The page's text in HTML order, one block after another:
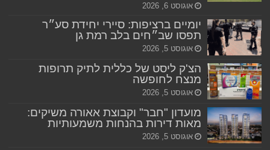
אוגוסט 6, 2026
יומיים ברציפות: סיירי יחידת סע״ר
תפסו שב״חים בלב רמת גן
אוגוסט 5, 2026
הצ'ק ליסט של כללית לתיק תרופות
מנצח לחופשה
אוגוסט 5, 2026
מועדון "חבר" וקבוצת אאורה משיקים:
מאות דירות בהנחות משמעותיות
אוגוסט 5, 2026